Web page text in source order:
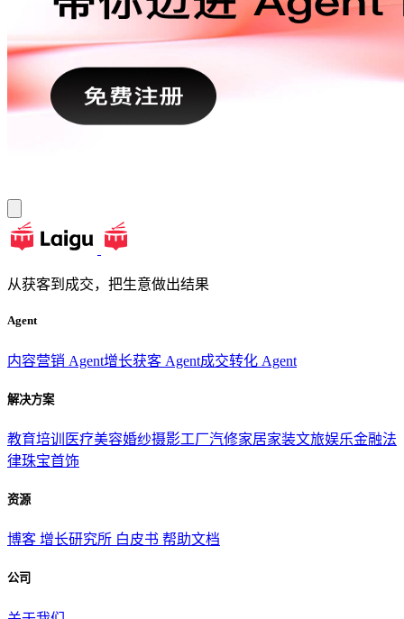
从获客到成交，把生意做出结果
Agent
内容营销 Agent增长获客 Agent成交转化 Agent
解决方案
教育培训 医疗美容婚纱摄影工厂汽修家居家装文旅娱乐金融法
律珠宝首饰
资源
博客 增长研究所 白皮书 帮助文档
公司